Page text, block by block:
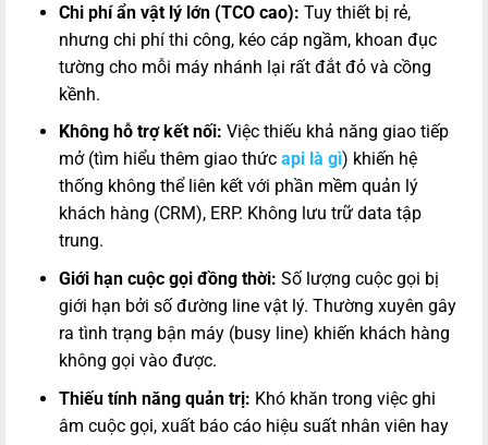
Chi phí ẩn vật lý lớn (TCO cao): Tuy thiết bị rẻ,
nhưng chi phí thi công, kéo cáp ngầm, khoan đục
tường cho mỗi máy nhánh lại rất đắt đỏ và cồng
kềnh.
Không hỗ trợ kết nối: Việc thiếu khả năng giao tiếp
mở (tìm hiểu thêm giao thức api là gì) khiến hệ
thống không thể liên kết với phần mềm quản lý
khách hàng (CRM), ERP. Không lưu trữ data tập
trung.
Giới hạn cuộc gọi đồng thời: Số lượng cuộc gọi bị
giới hạn bởi số đường line vật lý. Thường xuyên gây
ra tình trạng bận máy (busy line) khiến khách hàng
không gọi vào được.
Thiếu tính năng quản trị: Khó khăn trong việc ghi
âm cuộc gọi, xuất báo cáo hiệu suất nhân viên hay